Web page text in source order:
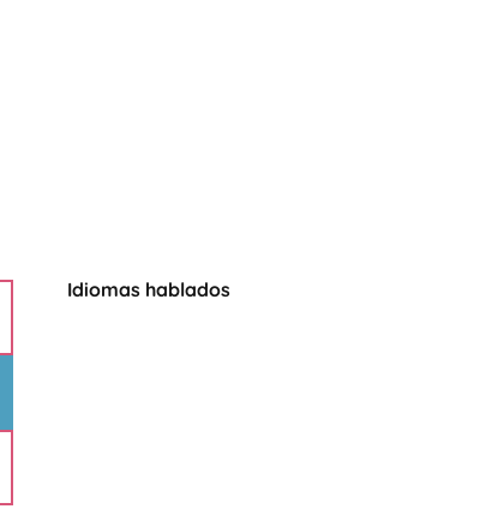
Idiomas hablados
Idiomas hablados